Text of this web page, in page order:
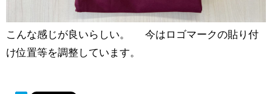
こんな感じが良いらしい。 今はロゴマークの貼り付
け位置等を調整しています。